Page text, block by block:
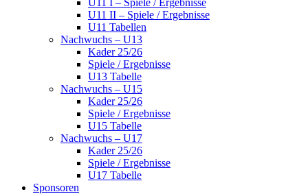
U11 I – Spiele / Ergebnisse
U11 II – Spiele / Ergebnisse
U11 Tabellen
Nachwuchs – U13
Kader 25/26
Spiele / Ergebnisse
U13 Tabelle
Nachwuchs – U15
Kader 25/26
Spiele / Ergebnisse
U15 Tabelle
Nachwuchs – U17
Kader 25/26
Spiele / Ergebnisse
U17 Tabelle
Sponsoren